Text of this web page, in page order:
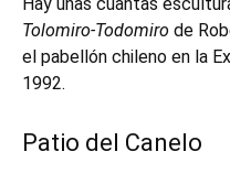
Tolomiro-Todomiro de
el pabellón chileno en la
1992.
Patio del Canelo